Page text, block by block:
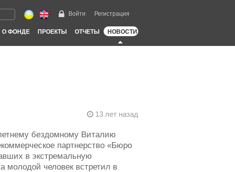
Войти Регистрация
О ФОНДЕ ПРОЕКТЫ ОТЧЕТЫ НОВОСТИ
13 лет назад
бездомному Виталию
партнерство «Бюро
в экстремальную
молодой человек встретил в